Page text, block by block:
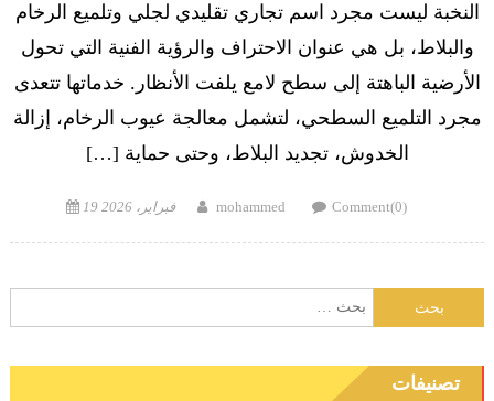
النخبة ليست مجرد اسم تجاري تقليدي لجلي وتلميع الرخام
والبلاط، بل هي عنوان الاحتراف والرؤية الفنية التي تحول
الأرضية الباهتة إلى سطح لامع يلفت الأنظار. خدماتها تتعدى
مجرد التلميع السطحي، لتشمل معالجة عيوب الرخام، إزالة
الخدوش، تجديد البلاط، وحتى حماية […]
Posted
19 فبراير، 2026 Author
mohammed Comment(0)
البحث
عن:
تصنيفات